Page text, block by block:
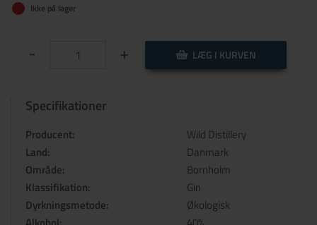
Ikke på lager
- + LÆG I KURVEN
Specifikationer
Producent:
Wild Distillery
Land:
Danmark
Område:
Bornholm
Klassifikation:
Gin
Dyrkningsmetode:
Økologisk